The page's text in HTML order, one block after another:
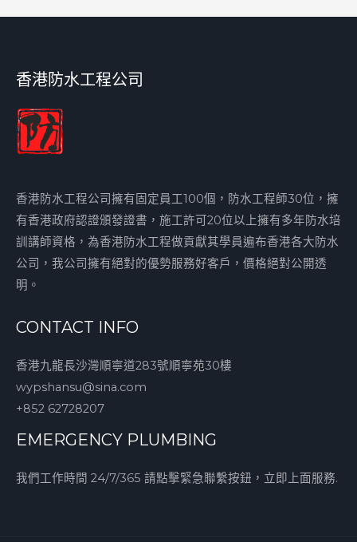
香港防水工程公司
香港防水工程公司擁有固定員工100個，防水工程師30位，擁
有香港政府認證頒發證書，施工許可20位以上擁有多年防水培
訓講師資格，為香港防水工程做貢獻其學員遍布香港各大防水
公司，我公司擁有絕對的優勢服務好客戶，價格絕對公開透
明。
CONTACT INFO
香港九龍長沙灣順寧道283號順寧苑30樓
wypshansu@sina.com
+852 62728207
EMERGENCY PLUMBING
我們工作時間 24/7/365 請點擊緊急聯繫按鈕，立即上面服務.